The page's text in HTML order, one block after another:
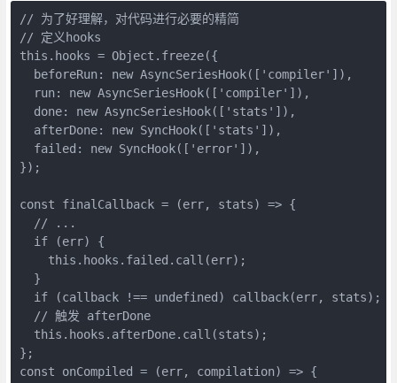
// 为了好理解，对代码进行必要的精简
// 定义hooks
this.hooks = Object.freeze({
  beforeRun: new AsyncSeriesHook(['compiler']),
  run: new AsyncSeriesHook(['compiler']),
  done: new AsyncSeriesHook(['stats']),
  afterDone: new SyncHook(['stats']),
  failed: new SyncHook(['error']),
});
const finalCallback = (err, stats) => {
  // ...
  if (err) {
    this.hooks.failed.call(err);
  }
  if (callback !== undefined) callback(err, stats);
  // 触发 afterDone
  this.hooks.afterDone.call(stats);
};
const onCompiled = (err, compilation) => {